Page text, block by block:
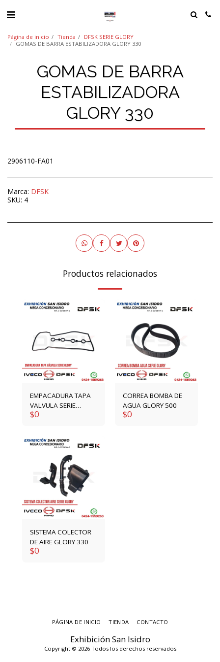
Página de inicio Tienda
DFSK SERIE GLORY
GOMAS DE BARRA ESTABILIZADORA GLORY 330
GOMAS DE BARRA
ESTABILIZADORA
GLORY 330
2906110-FA01
Marca: DFSK
SKU: 4
Productos relacionados
EMPACADURA TAPA
VALVULA SERIE
GLORY
$0
CORREA BOMBA DE
AGUA GLORY 500
$0
SISTEMA COLECTOR
DE AIRE GLORY 330
$0
Exhibición San Isidro
Copyright © 2026 Todos los derechos reservados
PÁGINA DE INICIO TIENDA CONTACTO